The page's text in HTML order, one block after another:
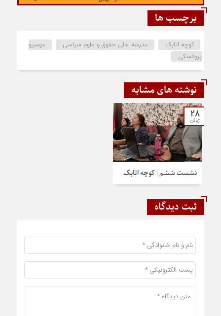
برچسب ها
کوچه اتابک مدرسه عالی حقوق و علوم سیاسی
موسیو
بروفسکی
نوشته های مشابه
28
ژوئن
نشست ششم | کوچه اتابک
ثبت دیدگاه